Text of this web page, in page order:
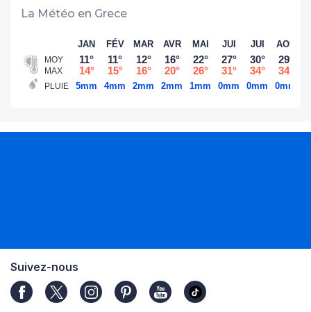
La Météo en Grece
MOY
MAX
PLUIE
JAN
11°
14°
5mm
FÉV
11°
15°
4mm
MAR
12°
16°
2mm
AVR
16°
20°
2mm
MAI
22°
26°
1mm
JUI
27°
31°
0mm
JUI
30°
34°
0mm
AOÛ
29°
34°
0mm
Suivez-nous